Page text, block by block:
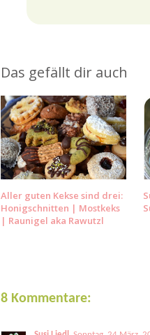
Das gefällt dir auch
Aller guten Kekse sind drei:
Honigschnitten | Mostkeks
| Raunigel aka Rawutzl
8 Kommentare: